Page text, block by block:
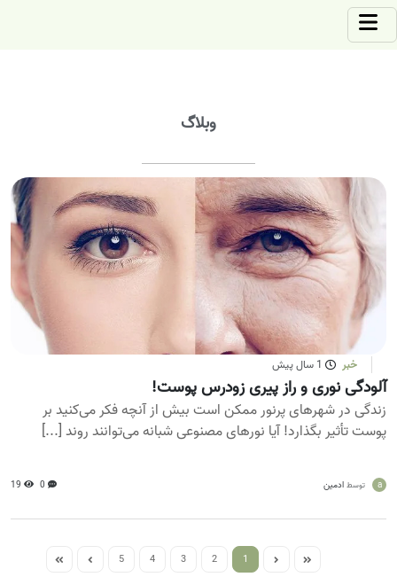
وبلاگ
خبر 1 سال پیش
آلودگی نوری و راز پیری زودرس پوست!
زندگی در شهرهای پرنور ممکن است بیش از آنچه فکر می‌کنید بر
پوست تأثیر بگذارد! آیا نورهای مصنوعی شبانه می‌توانند روند [...]
a توسط ادمین 0
19
1
2
3
4
5